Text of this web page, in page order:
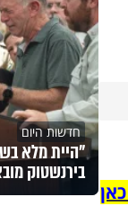
חדשות היום
"היית מלא
בירנשטוק